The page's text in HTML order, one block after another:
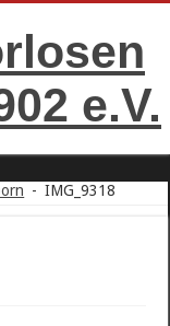
- IMG_9318